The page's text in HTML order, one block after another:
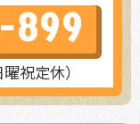
899
祝定休）